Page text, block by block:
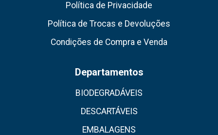
Política de Privacidade
Política de Trocas e Devoluções
Condições de Compra e Venda
Departamentos
BIODEGRADÁVEIS
DESCARTÁVEIS
EMBALAGENS